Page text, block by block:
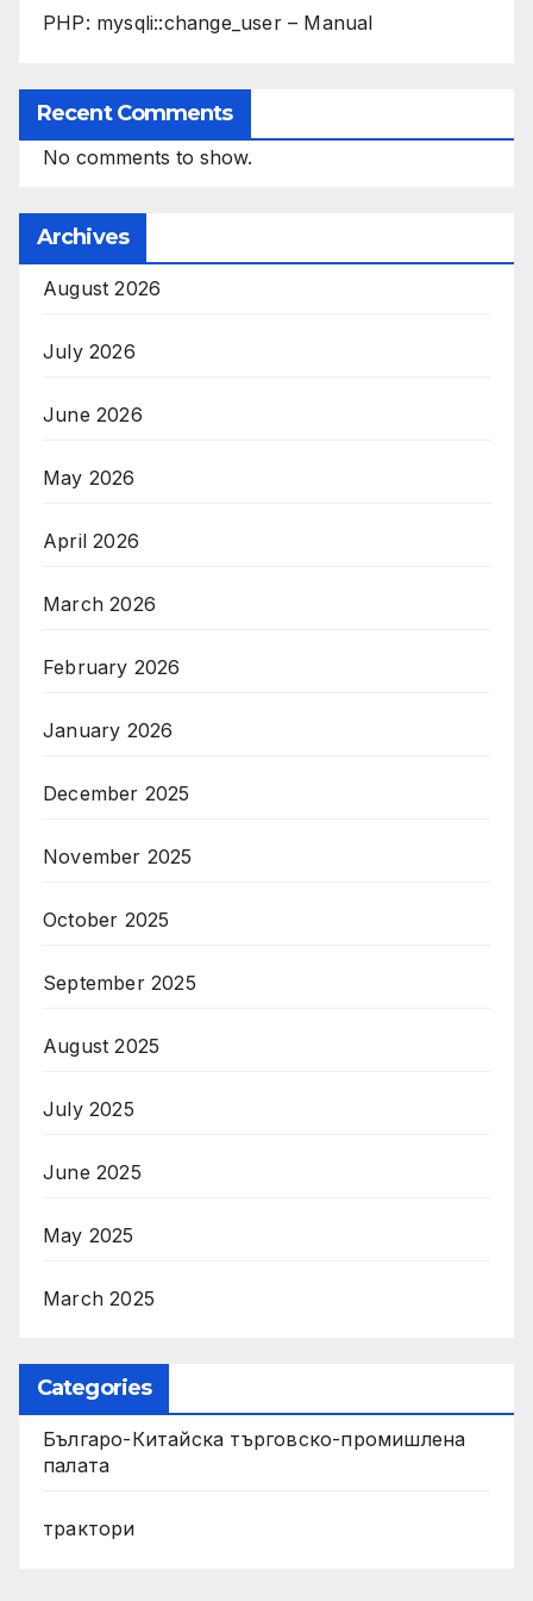
PHP: mysqli::change_user – Manual
Recent Comments
No comments to show.
Archives
August 2026
July 2026
June 2026
May 2026
April 2026
March 2026
February 2026
January 2026
December 2025
November 2025
October 2025
September 2025
August 2025
July 2025
June 2025
May 2025
March 2025
Categories
Българо-Китайска търговско-промишлена
палата
трактори